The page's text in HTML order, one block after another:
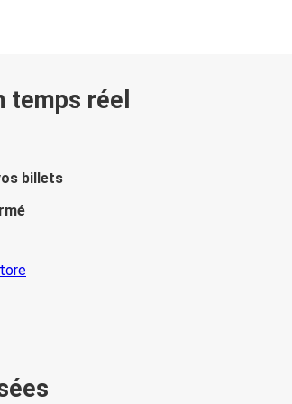
réel
billets